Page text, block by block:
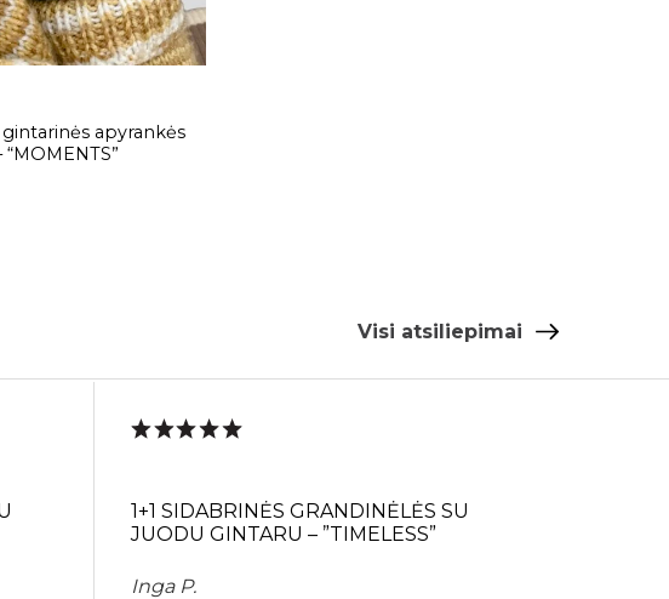
apyrankės
Visi atsiliepimai
1+1 SIDABRINĖS GRANDINĖLĖS SU
JUODU GINTARU – ”TIMELESS”
Inga P.
DOVANŲ NENORIU